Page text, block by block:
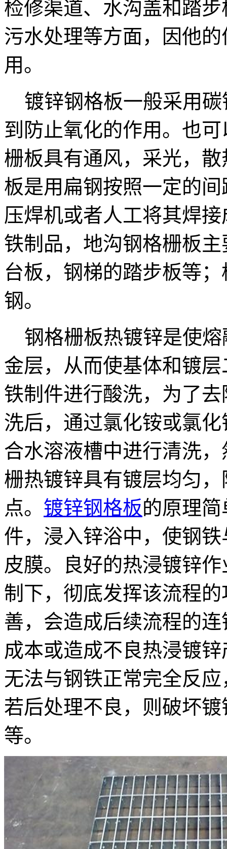
检修渠道、水沟盖和踏
污水处理等方面，因他
用。
镀锌钢格板一般采用碳
到防止氧化的作用。也
栅板具有通风，采光，
板是用扁钢按照一定的
压焊机或者人工将其焊
铁制品，地沟钢格栅板
台板，钢梯的踏步板等
钢。
钢格栅板热镀锌是使熔
金层，从而使基体和镀
铁制件进行酸洗，为了
洗后，通过氯化铵或氯
合水溶液槽中进行清洗
栅热镀锌具有镀层均匀
点。 镀锌钢格板的原理
件，浸入锌浴中，使钢
皮膜。良好的热浸镀锌
制下，彻底发挥该流程
善，会造成后续流程的
成本或造成不良热浸镀
无法与钢铁正常完全反
若后处理不良，则破坏
等。